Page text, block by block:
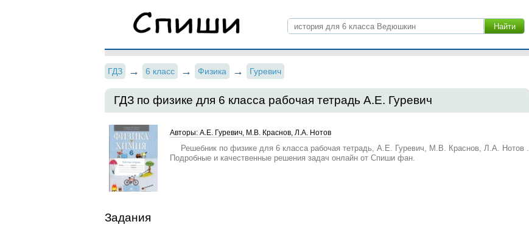
ГДЗ 6 класс Физика Гуревич
ГДЗ по физике для 6 класса рабочая тетрадь А.Е. Гуревич
Авторы: А.Е. Гуревич, М.В. Краснов, Л.А. Нотов
Решебник по физике для 6 класса рабочая тетрадь, А.Е. Гуревич, М.В. Краснов, Л.А. Нотов .
Подробные и качественные решения задач онлайн от Спиши фан.
Задания